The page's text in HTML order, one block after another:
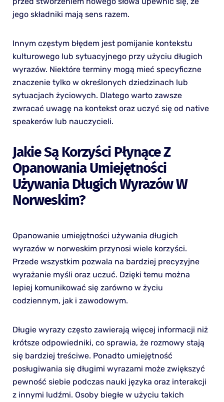
jego składniki mają sens razem.
Innym częstym błędem jest pomijanie kontekstu
kulturowego lub sytuacyjnego przy użyciu długich
wyrazów. Niektóre terminy mogą mieć specyficzne
znaczenie tylko w określonych dziedzinach lub
sytuacjach życiowych. Dlatego warto zawsze
zwracać uwagę na kontekst oraz uczyć się od native
speakerów lub nauczycieli.
Jakie Są Korzyści Płynące Z
Opanowania Umiejętności
Używania Długich Wyrazów W
Norweskim?
Opanowanie umiejętności używania długich
wyrazów w norweskim przynosi wiele korzyści.
Przede wszystkim pozwala na bardziej precyzyjne
wyrażanie myśli oraz uczuć. Dzięki temu można
lepiej komunikować się zarówno w życiu
codziennym, jak i zawodowym.
Długie wyrazy często zawierają więcej informacji niż
krótsze odpowiedniki, co sprawia, że rozmowy stają
się bardziej treściwe. Ponadto umiejętność
posługiwania się długimi wyrazami może zwiększyć
pewność siebie podczas nauki języka oraz interakcji
z innymi ludźmi. Osoby biegłe w użyciu takich